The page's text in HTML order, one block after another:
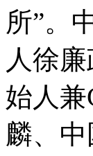
所”。
人徐
始人
麟、